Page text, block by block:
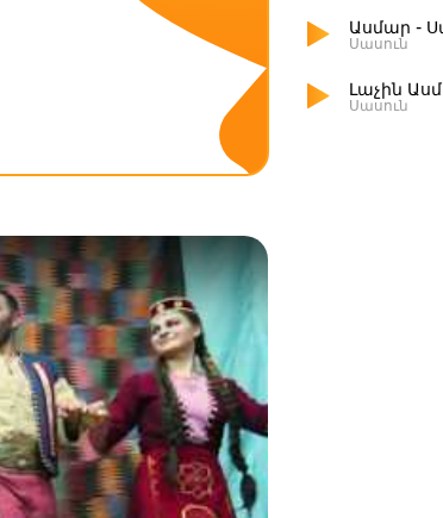
Ասմար -
Սասուն
Լաչին
Սասուն